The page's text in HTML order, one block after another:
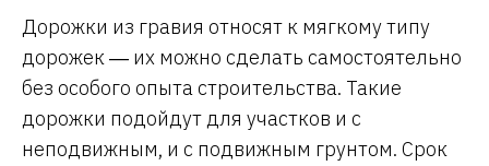
Дорожки из гравия относят к мягкому типу
дорожек ― их можно сделать самостоятельно
без особого опыта строительства. Такие
дорожки подойдут для участков и с
неподвижным, и с подвижным грунтом. Срок